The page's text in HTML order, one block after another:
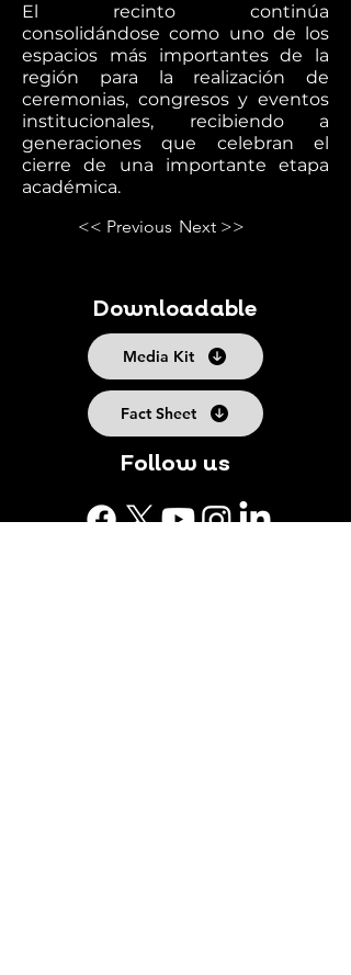
El recinto continúa
consolidándose como uno de los
espacios más importantes de la
región para la realización de
ceremonias, congresos y eventos
institucionales, recibiendo a
generaciones que celebran el
cierre de una importante etapa
académica.
<< Previous Next >>
Downloadable
Media Kit
Fact Sheet
Follow us